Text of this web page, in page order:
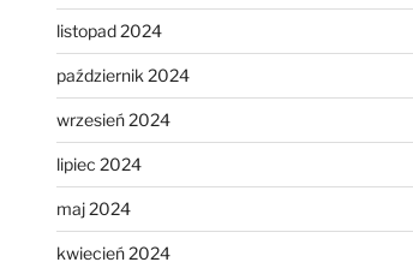
listopad 2024
październik 2024
wrzesień 2024
lipiec 2024
maj 2024
kwiecień 2024